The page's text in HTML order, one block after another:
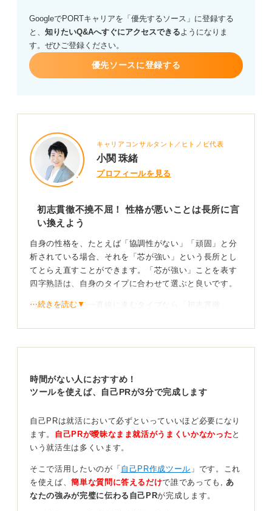
また、その四字熟語をどのように説明すれば、採用担当
の方に納得してもらえるか、アドバイスをお願いいたし
ます。
GoogleでPORTキャリアを「優先するソース」に登録する
と、 知りたいQ&Aへすぐにアクセスできるようになりま
す。ぜひご登録ください。
優先ソースに登録する
キャリアコンサルタント／ヒトノビ代表
小関 珠緒
プロフィールを見る
初志貫徹不撓不屈！ 性格が悪いことは長所に言
い換えよう
自身の性格を、たとえば「協調性がない」「頑固」と分
析されている場合、それを「芯が強い」という長所とし
てとらえ直すことができます。「芯が強い」ことを表す
四字熟語は、自身のタイプに合わせて選ぶと良いです。
目標に向かって一直線に進むタイプなら「初志貫徹」、
にも耐え抜く強い意志を持つなら「堅忍不抜」などが挙
四字熟語を選んだ理由でよりあなたの人柄を伝えよ
う
内剛」、人柄は穏やかでありながら信念を曲げないなら
「温厚篤実」といった言葉もあります。
く、その言葉を選んだ理由を具体的なエピソードを交え
ながら説明することが大切です。そうすることで、あな
たの人柄がより深く伝えましょう。
⋯続きを読む▼
時間がない人におすすめ！
ツールを使えば、自己PRが3分で完成します
自己PRは就活において必ずといっていいほど必要になり
ます。 自己PRが曖昧なまま就活がうまくいかなかった と
いう就活生は多くいます。
そこで活用したいのが「 自己PR作成ツール 」です。これ
を使えば、簡単な質問に答えるだけで誰であっても, あ
なたの強みが完璧に伝わる自己PRが完成します。